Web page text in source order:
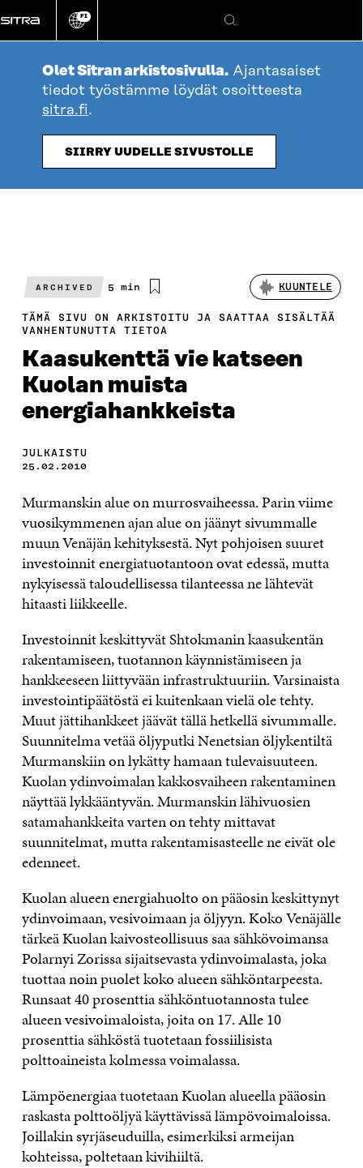
suoraan
sisältöön
Vaihda
kieli
FI
Hae
Olet Sitran arkistosivulla. Ajantasaiset
tiedot työstämme löydät osoitteesta
sitra.fi.
SIIRRY UUDELLE SIVUSTOLLE
ARCHIVED
Arvioitu
5 min KUUNTELE
TÄMÄ SIVU ON ARKISTOITU JA SAATTAA SISÄLTÄÄ
VANHENTUNUTTA TIETOA
Kaasukenttä vie katseen
Kuolan muista
energiahankkeista
JULKAISTU
25.02.2010
Murmanskin alue on murrosvaiheessa. Parin viime
vuosikymmenen ajan alue on jäänyt sivummalle
muun Venäjän kehityksestä. Nyt pohjoisen suuret
investoinnit energiatuotantoon ovat edessä, mutta
nykyisessä taloudellisessa tilanteessa ne lähtevät
hitaasti liikkeelle.
Investoinnit keskittyvät Shtokmanin kaasukentän
rakentamiseen, tuotannon käynnistämiseen ja
hankkeeseen liittyvään infrastruktuuriin. Varsinaista
investointipäätöstä ei kuitenkaan vielä ole tehty.
Muut jättihankkeet jäävät tällä hetkellä sivummalle.
Suunnitelma vetää öljyputki Nenetsian öljykentiltä
Murmanskiin on lykätty hamaan tulevaisuuteen.
Kuolan ydinvoimalan kakkosvaiheen rakentaminen
näyttää lykkääntyvän. Murmanskin lähivuosien
satamahankkeita varten on tehty mittavat
suunnitelmat, mutta rakentamisasteelle ne eivät ole
edenneet.
Kuolan alueen energiahuolto on pääosin keskittynyt
ydinvoimaan, vesivoimaan ja öljyyn. Koko Venäjälle
tärkeä Kuolan kaivosteollisuus saa sähkövoimansa
Polarnyi Zorissa sijaitsevasta ydinvoimalasta, joka
tuottaa noin puolet koko alueen sähköntarpeesta.
Runsaat 40 prosenttia sähköntuotannosta tulee
alueen vesivoimaloista, joita on 17. Alle 10
prosenttia sähköstä tuotetaan fossiilisista
polttoaineista kolmessa voimalassa.
Lämpöenergiaa tuotetaan Kuolan alueella pääosin
raskasta polttoöljyä käyttävissä lämpövoimaloissa.
Joillakin syrjäseuduilla, esimerkiksi armeijan
kohteissa, poltetaan kivihiiltä.